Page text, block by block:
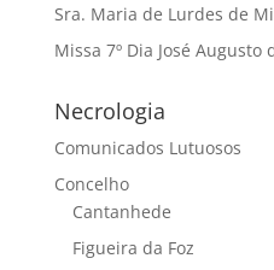
Sra. Maria de Lurdes de
Missa 7º Dia José Augusto
Necrologia
Comunicados Lutuosos
Concelho
Cantanhede
Figueira da Foz